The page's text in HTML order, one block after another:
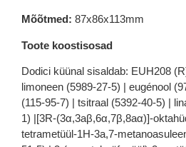
Mõõtmed: 87x86x113mm
Toote koostisosad
Dodici küünal sisaldab: EUH208
limoneen (5989-27-5) | eugénool
(115-95-7) | tsitraal (5392-40-5) |
1) |[3R-(3α,3aβ,6α,7β,8aα)]-
tetrametüül-1H-3a,7-